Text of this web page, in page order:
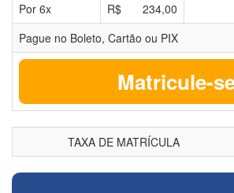
Por 6x R$
234,00
Pague no Boleto, Cartão ou PIX
Matricule-
TAXA DE MATRÍCULA